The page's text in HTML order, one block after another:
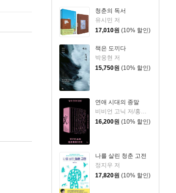
청춘의 독서
유시민 저
17,010원 (10% 할인)
책은 도끼다
박웅현 저
15,750원 (10% 할인)
연애 시대의 종말
16,200원 (10% 할인)
나를 살린 청춘 고전
정지우 저
17,820원 (10% 할인)